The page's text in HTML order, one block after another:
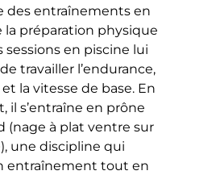
des entraînements en
la préparation physique
sessions en piscine lui
travailler l’endurance,
la vitesse de base. En
il s’entraîne en prône
(nage à plat ventre sur
une discipline qui
entraînement tout en